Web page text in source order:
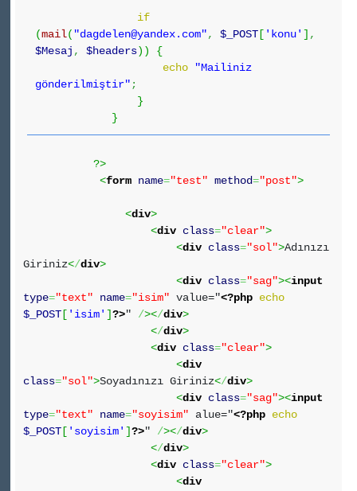
if
(mail( "dagdelen@yandex.com", $_POST [ 'konu' ] ,
$Mesaj , $headers) )
{
echo
"Mailiniz
gönderilmiştir" ;
}
}
?>
<form name="test" method="post">
<div>
<div class="clear">
<div class="sol">Adınızı
Giriniz</div>
<div class="sag"><input
type="text" name="isim" value="<?php echo
$_POST [ 'isim' ]?>" /></div>
</div>
<div class="clear">
<div
class="sol">Soyadınızı Giriniz</div>
<div class="sag"><input
type="text" name="soyisim" alue="<?php echo
$_POST [ 'soyisim' ]?>" /></div>
</div>
<div class="clear">
<div